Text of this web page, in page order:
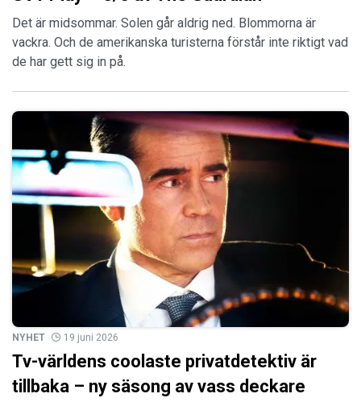
Det är midsommar. Solen går aldrig ned. Blommorna är
vackra. Och de amerikanska turisterna förstår inte riktigt vad
de har gett sig in på.
NYHET 19 juni 2026
Tv-världens coolaste privatdetektiv är
tillbaka – ny säsong av vass deckare